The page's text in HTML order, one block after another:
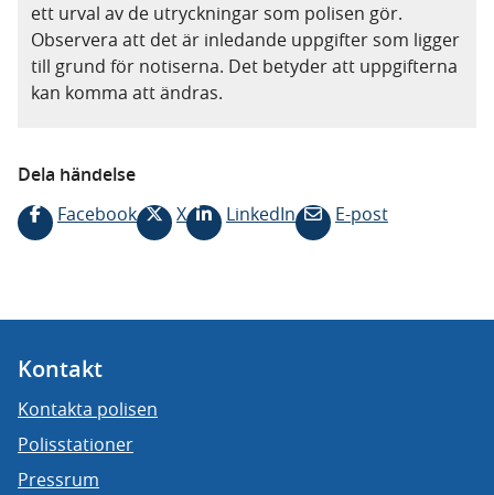
ett urval av de utryckningar som polisen gör.
Observera att det är inledande uppgifter som ligger
till grund för notiserna. Det betyder att uppgifterna
kan komma att ändras.
Dela händelse
Facebook
X LinkedIn E-post
Kontakt
Kontakta polisen
Polisstationer
Pressrum